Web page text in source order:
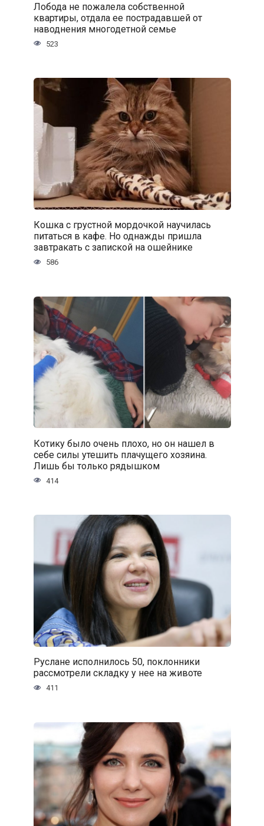
Лобода не пожалела собственной
квартиры, отдала ее пострадавшей от
наводнения многодетной семье
523
Кошка с грустной мордочкой научилась
питаться в кафе. Но однажды пришла
завтракать с запиской на ошейнике
586
Котику было очень плохо, но он нашел в
себе силы утешить плачущего хозяина.
Лишь бы только рядышком
414
Руслане исполнилось 50, поклонники
рассмотрели складку у нее на животе
411